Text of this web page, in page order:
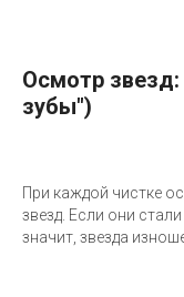
Осмотр звезд:
зубы")
При каждой чистке
звезд. Если они
значит, звезда